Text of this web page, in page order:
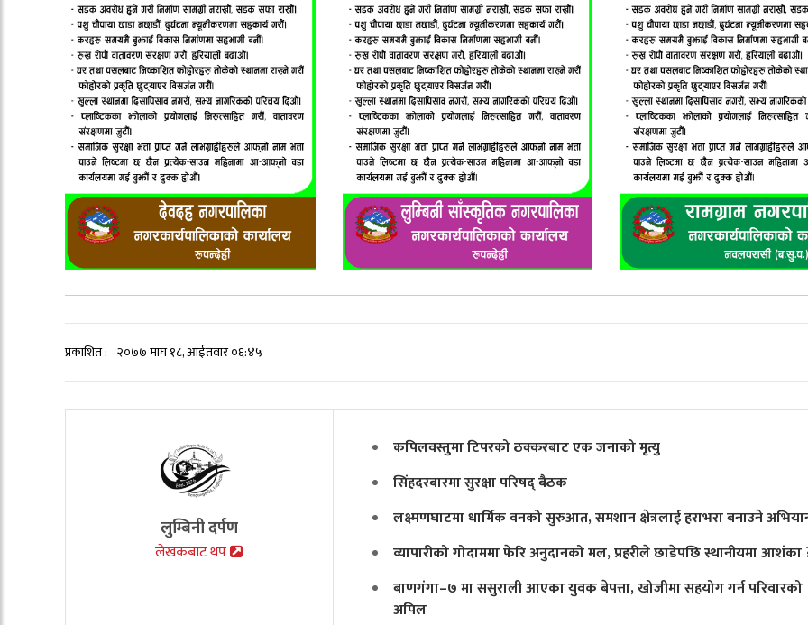
प्रकाशित : २०७७ माघ १८, आईतवार ०६:४५
लुम्बिनी दर्पण
लेखकबाट थप
कपिलवस्तुमा टिपरको ठक्करबाट एक जनाको मृत्यु
सिंहदरबारमा सुरक्षा परिषद् बैठक
लक्ष्मणघाटमा धार्मिक वनको सुरुआत, समशान क्षेत्रलाई हराभरा बनाउने
व्यापारीको गोदाममा फेरि अनुदानको मल, प्रहरीले छाडेपछि स्थानीयमा आशंका
बाणगंगा–७ मा ससुराली आएका युवक बेपत्ता, खोजीमा सहयोग गर्न परिवारको
अपिल